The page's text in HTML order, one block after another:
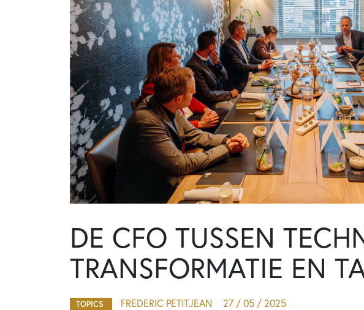
DE CFO TUSSEN
TRANSFORMATIE EN
TOPICS FREDERIC PETITJEAN 27 / 05 / 2025